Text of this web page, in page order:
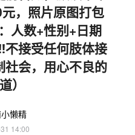
，照片原图打包
人数+性别+日期
不接受任何肢体接
社会，用心不良的
）
懒精
14:00